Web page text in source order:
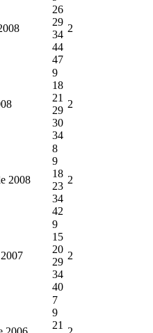
26
29
34
44
47
2
9
18
21
29
30
34
2
2008
8
9
18
23
34
42
2
9
15
20
29
34
40
2
7
9
21